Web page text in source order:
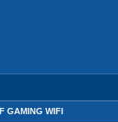
GAMING WIFI